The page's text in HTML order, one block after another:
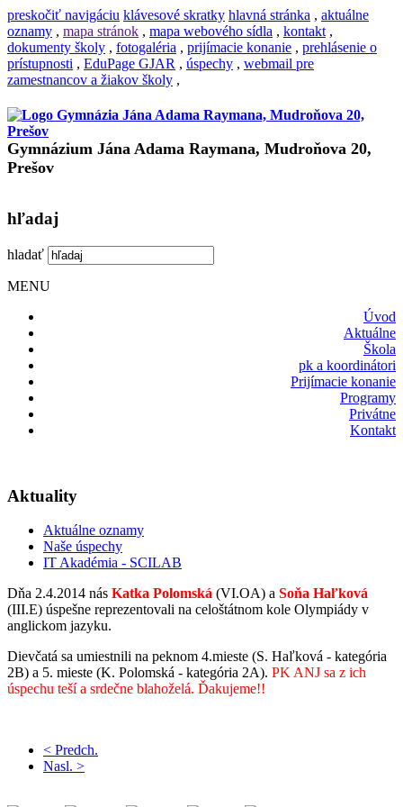
preskočiť navigáciu klávesové skratky hlavná stránka , aktuálne
oznamy , mapa stránok , mapa webového sídla , kontakt ,
dokumenty školy , fotogaléria , prijímacie konanie , prehlásenie o
prístupnosti , EduPage GJAR , úspechy , webmail pre
zamestnancov a žiakov školy ,
Gymnázium Jána Adama Raymana, Mudroňova 20,
Prešov
hľadaj
hladať
MENU
Úvod
Aktuálne
Škola
pk a koordinátori
Prijímacie konanie
Programy
Privátne
Kontakt
Aktuality
Aktuálne oznamy
Naše úspechy
IT Akadémia - SCILAB
Dňa 2.4.2014 nás Katka Polomská (VI.OA) a Soňa Haľková
(III.E) úspešne reprezentovali na celoštátnom kole Olympiády v
anglickom jazyku.
Dievčatá sa umiestnili na peknom 4.mieste (S. Haľková - kategória
2B) a 5. mieste (K. Polomská - kategória 2A). PK ANJ sa z ich
úspechu teší a srdečne blahoželá. Ďakujeme!!
< Predch.
Nasl. >